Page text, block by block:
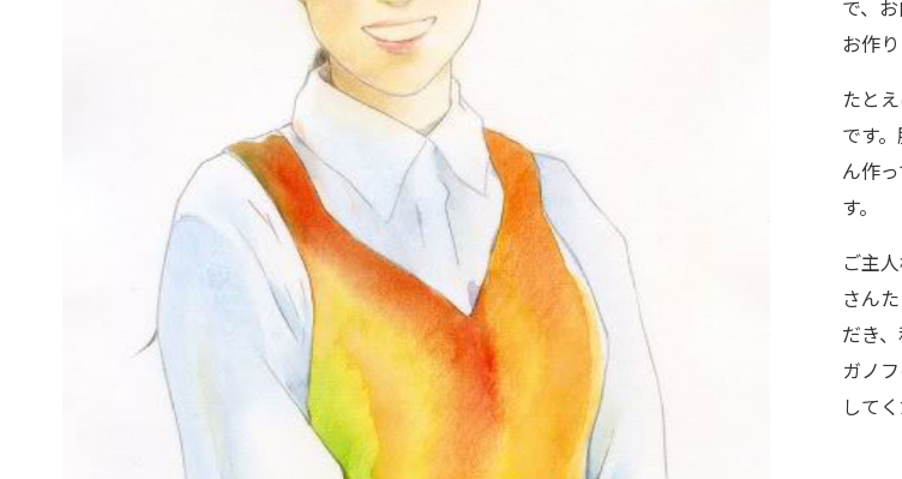
で、
お作り
たと
です
ん作
す。
ご主
さん
だき
ガノ
して